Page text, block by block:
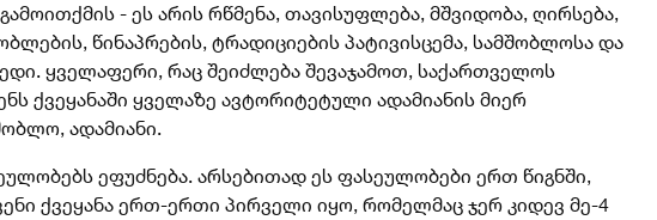
- ეს არის რწმენა, თავისუფლება, მშვიდობა, ღირსება,
წინაპრების, ტრადიციების პატივისცემა, სამშობლოსა და
ყველაფერი, რაც შეიძლება შევაჯამოთ, საქართველოს
ქვეყანაში ყველაზე ავტორიტეტული ადამიანის მიერ
ადამიანი.
ეფუძნება. არსებითად ეს ფასეულობები ერთ წიგნში,
ქვეყანა ერთ-ერთი პირველი იყო, რომელმაც ჯერ კიდევ მე-4